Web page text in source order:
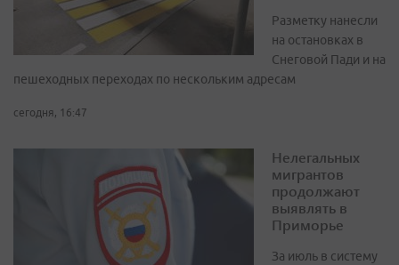
Разметку нанесли
на остановках в
Снеговой Пади и на
пешеходных переходах по нескольким адресам
сегодня, 16:47
Нелегальных
мигрантов
продолжают
выявлять в
Приморье
За июль в систему